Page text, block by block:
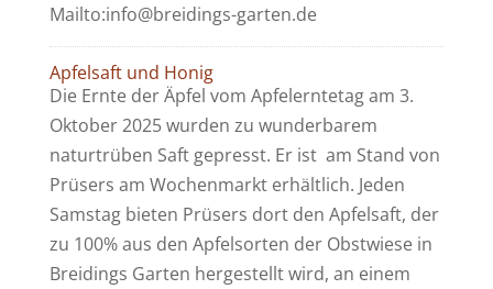
Mailto:info@breidings-garten.de
Apfelsaft und Honig
Die Ernte der Äpfel vom Apfelerntetag am 3.
Oktober 2025 wurden zu wunderbarem
naturtrüben Saft gepresst. Er ist am Stand von
Prüsers am Wochenmarkt erhältlich. Jeden
Samstag bieten Prüsers dort den Apfelsaft, der
zu 100% aus den Apfelsorten der Obstwiese in
Breidings Garten hergestellt wird, an einem